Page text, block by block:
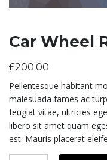
Car Wheel
£200.00
Pellentesque habitant
malesuada fames ac
feugiat vitae, ultricies
libero sit amet quam
est. Mauris placerat